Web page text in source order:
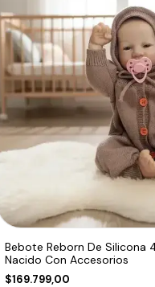
Bebote Reborn De Silicona
Nacido Con Accesorios
$169.799,00